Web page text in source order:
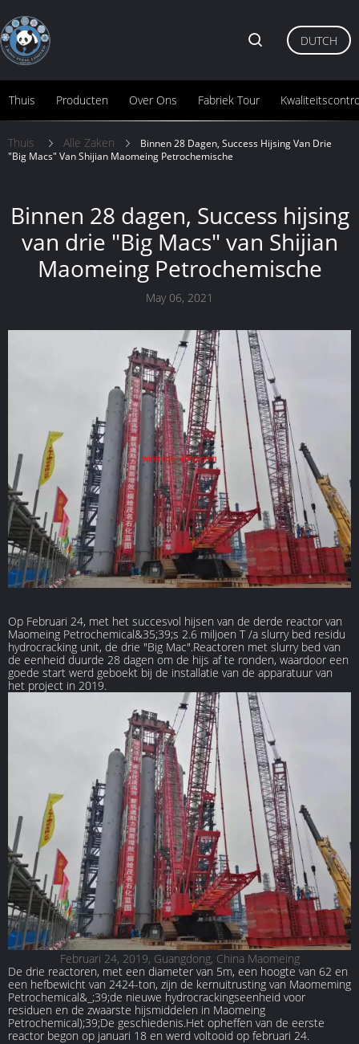
Thuis Producten Over Ons Fabriek Tour
DUTCH
Thuis Alle Zaken
Binnen 28 Dagen, Success Hijsing Van Drie
"Big Macs" Van Shijian Maomeing Petrochemische
Binnen 28 dagen, Success hijsing
van drie "Big Macs" van Shijian
Maomeing Petrochemische
May 06, 2021
Op Februari 24, met het succesvol hijsen van de derde reactor van
Maomeing Petrochemical&35;39;s 2.6 miljoen T /a slurry bed residu
hydrocracking unit, de drie "Big Mac".Reactoren met slurry bed van
de eenheid duurde 28 dagen om de hijs af te ronden, waardoor een
goede start werd geboekt bij de installatie van de apparatuur van
het project in 2019.
Februari 24, 2019, Guangdong, China Maomeing
De drie reactoren, met een diameter van 5m, een hoogte van 62 en
een hefbewicht van 2424-ton, zijn de kernuitrusting van Maomeming
Petrochemical&_;39;de nieuwe hydrocrackingseenheid voor
residuen en de zwaarste hijsmiddelen in Maomeing
Petrochemical);39;De geschiedenis.Het opheffen van de eerste
reactor begon op januari 18 en werd voltooid op februari 24.